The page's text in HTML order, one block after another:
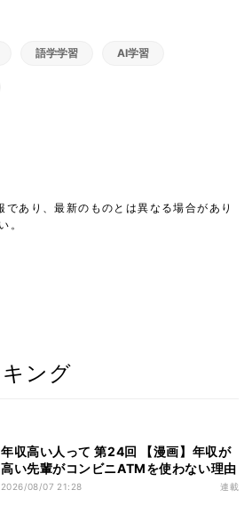
語学学習 AI学習
あり、最新のものとは異なる場合があり
。
ング
年収高い人って 第24回 【漫画】年収が
高い先輩がコンビニATMを使わない理由
2026/08/07 21:28 連載